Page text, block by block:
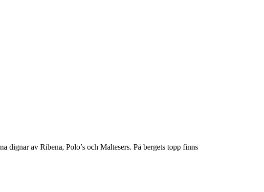
av Ribena, Polo’s och Maltesers. På bergets topp finns